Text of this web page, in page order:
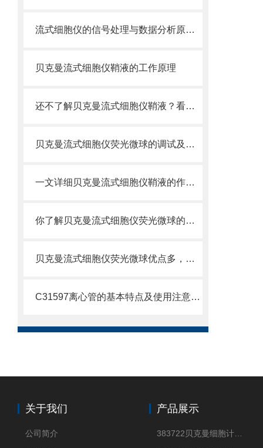
流式细胞仪的信号处理与数据分析原理分析
贝克曼流式细胞仪鞘液的工作原理
还不了解贝克曼流式细胞仪鞘液？看这里就对了！
贝克曼流式细胞仪荧光微球的调试及使用
一文详细贝克曼流式细胞仪鞘液的作用原理
你了解贝克曼流式细胞仪荧光微球的制备之怎样的吗
贝克曼流式细胞仪荧光微球优点多，实用效果好
C31597离心管的基本特点及使用注意事项
关于我们
公司简介
产品展示